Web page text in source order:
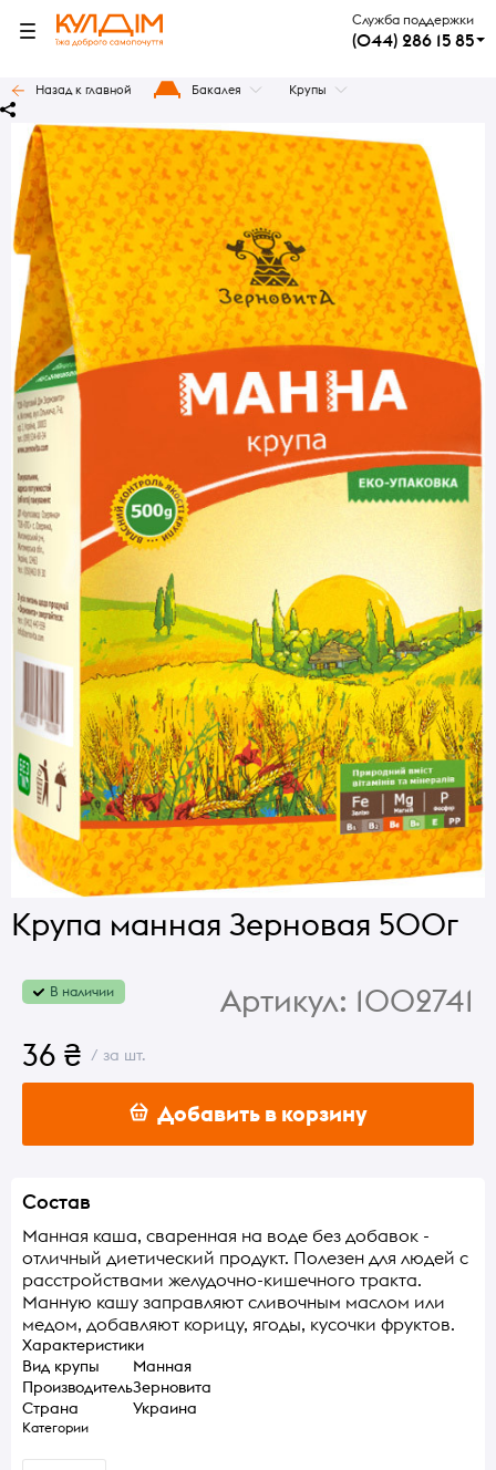
Служба поддержки
(044) 286 15 85
Назад к главной Бакалея Крупы
Крупа манная Зерновая 500г
В наличии Артикул: 1002741
36 ₴ / за шт.
Добавить в корзину
Состав
Манная каша, сваренная на воде без добавок -
отличный диетический продукт. Полезен для людей с
расстройствами желудочно-кишечного тракта.
Манную кашу заправляют сливочным маслом или
медом, добавляют корицу, ягоды, кусочки фруктов.
Характеристики
Вид крупы
Манная
ПроизводительЗерновита
Страна
Украина
Категории